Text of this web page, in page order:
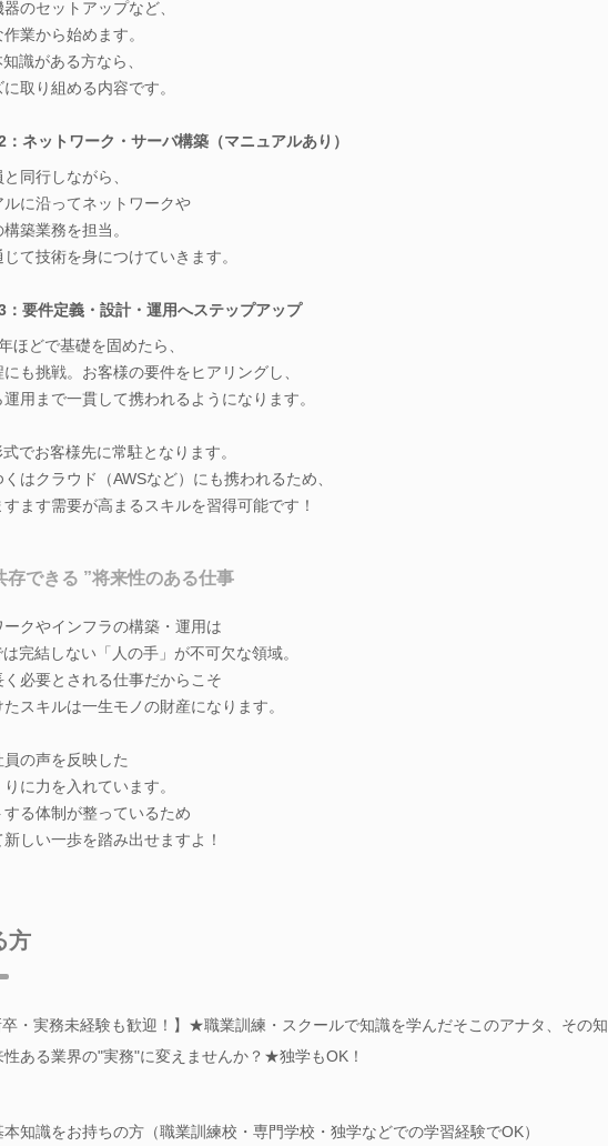
器のセットアップなど、
業から始めます。
識がある方なら、
取り組める内容です。
ネットワーク・サーバ構築（マニュアルあり）
同行しながら、
ルに沿ってネットワークや
築業務を担当。
て技術を身につけていきます。
：要件定義・設計・運用へステップアップ
ほどで基礎を固めたら、
にも挑戦。お客様の要件をヒアリングし、
用まで一貫して携われるようになります。
でお客様先に常駐となります。
はクラウド（AWSなど）にも携われるため、
ます需要が高まるスキルを習得可能です！
存できる ”将来性のある仕事
ークやインフラの構築・運用は
完結しない「人の手」が不可欠な領域。
く必要とされる仕事だからこそ
スキルは一生モノの財産になります。
員の声を反映した
に力を入れています。
する体制が整っているため
しい一歩を踏み出せますよ！
方
卒・実務未経験も歓迎！】★職業訓練・スクールで知識を学んだそこのアナタ、その知
性ある業界の"実務"に変えませんか？★独学もOK！
本知識をお持ちの方（職業訓練校・専門学校・独学などでの学習経験でOK）